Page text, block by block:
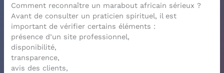
Comment reconnaître un marabout africain sérieux ?
Avant de consulter un praticien spirituel, il est
important de vérifier certains éléments :
présence d’un site professionnel,
disponibilité,
transparence,
avis des clients,